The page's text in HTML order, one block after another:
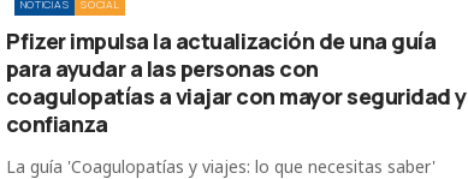
NOTICIAS SOCIAL
Pfizer impulsa la actualización de una guía
para ayudar a las personas con
coagulopatías a viajar con mayor seguridad y
confianza
La guía 'Coagulopatías y viajes: lo que necesitas saber'